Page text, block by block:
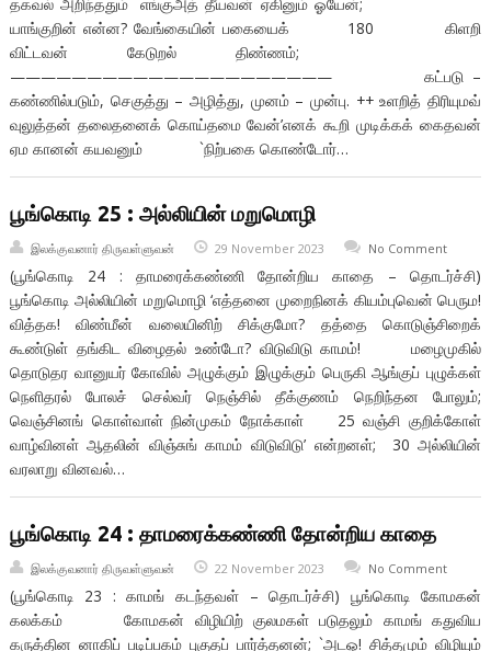
தகவல் அறிந்ததும் `எங்குஅத் தீயவன் ஏகினும் ஓயேன்;
யாங்குறின் என்ன? வேங்கையின் பகையைக் 180 கிளறி
விட்டவன் கேடுறல் திண்ணம்;
————————————————————— கட்படு –
கண்ணில்படும், செகுத்து – அழித்து, முனம் – முன்பு. ++ உளறித் திரியுமவ்
வுலுத்தன் தலைதனைக் கொய்தமை வேன்’எனக் கூறி முடிக்கக் கைதவன்
ஏம கானன் கயவனும் `நிற்பகை கொண்டோர்…
பூங்கொடி 25 : அல்லியின் மறுமொழி
இலக்குவனார் திருவள்ளுவன் 29 November 2023 No Comment
(பூங்கொடி 24 : தாமரைக்கண்ணி தோன்றிய காதை – தொடர்ச்சி)
பூங்கொடி அல்லியின் மறுமொழி ‘எத்தனை முறைநினக் கியம்புவென் பெரும!
வித்தக! விண்மீன் வலையினிற் சிக்குமோ? தத்தை கொடுஞ்சிறைக்
கூண்டுள் தங்கிட விழைதல் உண்டோ? விடுவிடு காமம்! மழைமுகில்
தொடுதர வானுயர் கோவில் அழுக்கும் இழுக்கும் பெருகி ஆங்குப் புழுக்கள்
நெளிதரல் போலச் செல்வர் நெஞ்சில் தீக்குணம் நெறிந்தன போலும்;
வெஞ்சினங் கொள்வாள் நின்முகம் நோக்காள் 25 வஞ்சி குறிக்கோள்
வாழ்வினள் ஆதலின் விஞ்சுங் காமம் விடுவிடு’ என்றனள்; 30 அல்லியின்
வரலாறு வினவல்…
பூங்கொடி 24 : தாமரைக்கண்ணி தோன்றிய காதை
இலக்குவனார் திருவள்ளுவன் 22 November 2023 No Comment
(பூங்கொடி 23 : காமங் கடந்தவள் – தொடர்ச்சி) பூங்கொடி கோமகன்
கலக்கம் கோமகன் விழியிற் குலமகள் படுதலும் காமங் கதுவிய
கருத்தின னாகிப் படிப்பகம் புகுதப் பார்த்தனன்; `அடஓ! சித்தமும் விழியும்